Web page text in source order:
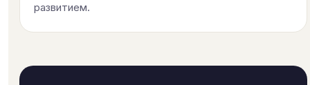
развитием.